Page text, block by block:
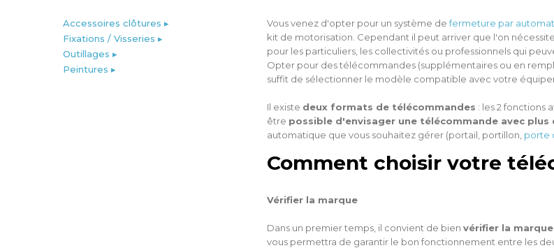
Vous venez d'opter pour un système defermeture par
kit de motorisation. Cependant il peut arriver que l'on
pour les particuliers, les collectivités ou professionnels qui
Opter pour des télécommandes (supplémentaires ou en
suffit de sélectionner le modèle compatible avec votre
Il existe deux formats de télécommandes : les 2 fonctions
être possible d'envisager une télécommande avec plus
automatique que vous souhaitez gérer (portail, portillon, porte
Comment choisir votre
Vérifier la marque
Dans un premier temps, il convient de bien vérifier la
vous permettra de garantir le bon fonctionnement entre les
Accessoires clôtures ▸
Fixations / Visseries ▸
Outillages ▸
Peintures ▸